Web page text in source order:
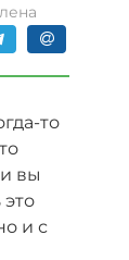
то
вы
и с